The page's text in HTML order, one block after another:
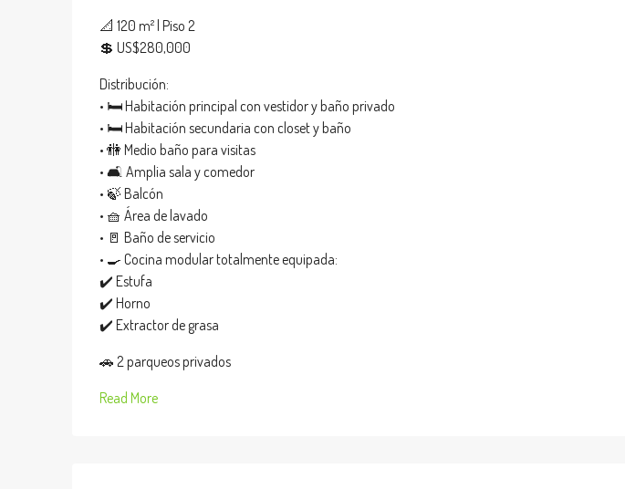
📐 120 m² | Piso 2
💲 US$280,000
Distribución:
• 🛏️ Habitación principal con vestidor y baño privado
• 🛏️ Habitación secundaria con closet y baño
• 🚻 Medio baño para visitas
• 🛋️ Amplia sala y comedor
• 🍃 Balcón
• 🧺 Área de lavado
• 🚪 Baño de servicio
• 🍳 Cocina modular totalmente equipada:
✔️ Estufa
✔️ Horno
✔️ Extractor de grasa
🚗 2 parqueos privados
Read More